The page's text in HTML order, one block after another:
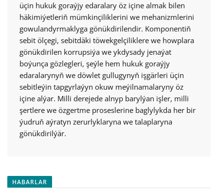
üçin hukuk goraýjy edaralary öz içine almak bilen
häkimiýetleriň mümkinçiliklerini we mehanizmlerini
gowulandyrmaklyga gönükdirilendir. Komponentiň
sebit ölçegi, sebitdäki töwekgelçiliklere we howplara
gönükdirilen korrupsiýa we ykdysady jenaýat
boýunça gözlegleri, şeýle hem hukuk goraýjy
edaralarynyň we döwlet gullugynyň işgärleri üçin
sebitleýin tapgyrlaýyn okuw meýilnamalaryny öz
içine alýar. Milli derejede alnyp barylýan işler, milli
şertlere we özgertme proseslerine baglylykda her bir
ýudruň aýratyn zerurlyklaryna we talaplaryna
gönükdirilýär.
HABARLAR